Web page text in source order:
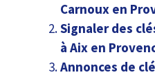
Carnoux en
Signaler des
à Aix en
Annonces de